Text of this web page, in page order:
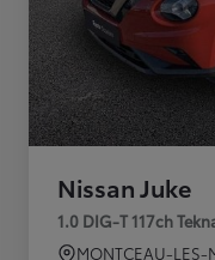
Nissan Juke
1.0 DIG-T 117ch
MONTCEAU-LES-